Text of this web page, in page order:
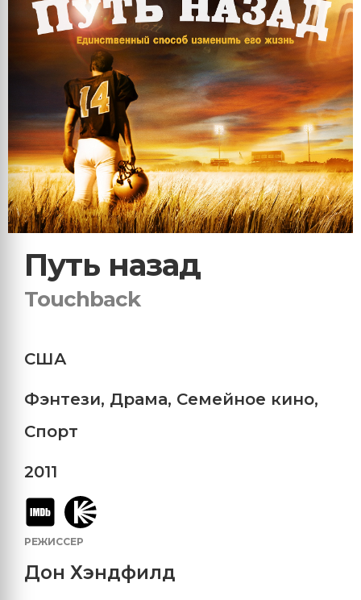
Путь назад
Touchback
США
Фэнтези, Драма, Семейное кино,
Спорт
2011
РЕЖИССЕР
Дон Хэндфилд